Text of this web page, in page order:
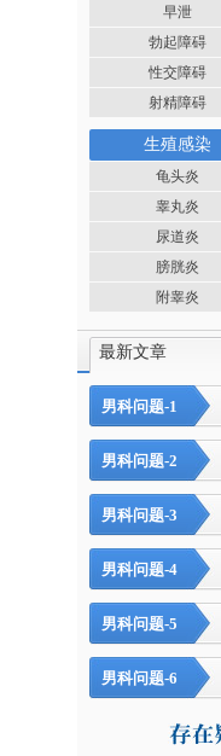
早泄
勃起障碍
性交障碍
射精障碍
生殖感染
龟头炎
睾丸炎
尿道炎
膀胱炎
附睾炎
最新文章
男科问题-1
男科问题-2
男科问题-3
男科问题-4
男科问题-5
男科问题-6